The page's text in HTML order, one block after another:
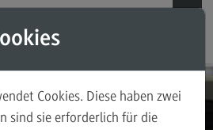
für Einzelpersonen
Cookies. Diese haben zwei
sind sie erforderlich für die